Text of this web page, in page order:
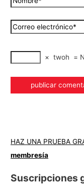
× twoh =
HAZ UNA PRUEBA
membresía
Suscripciones